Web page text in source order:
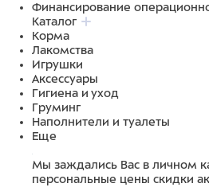
Финансирование
Каталог
Корма
Лакомства
Игрушки
Аксессуары
Гигиена и уход
Груминг
Наполнители и туалеты
Еще
Мы заждались Вас в личном
персональные цены скидки